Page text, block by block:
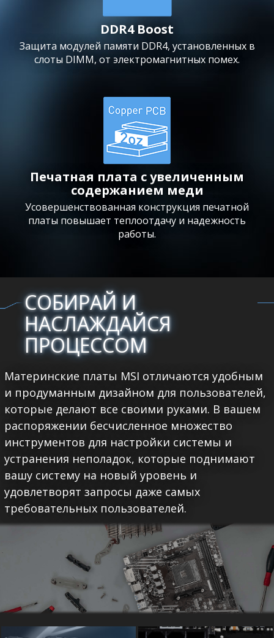
DDR4 Boost
Защита модулей памяти DDR4, установленных в
слоты DIMM, от электромагнитных помех.
Печатная плата с увеличенным
содержанием меди
Усовершенствованная конструкция печатной
платы повышает теплоотдачу и надежность
работы.
СОБИРАЙ И
НАСЛАЖДАЙСЯ
ПРОЦЕССОМ
Материнские платы MSI отличаются удобным
и продуманным дизайном для пользователей,
которые делают все своими руками. В вашем
распоряжении бесчисленное множество
инструментов для настройки системы и
устранения неполадок, которые поднимают
вашу систему на новый уровень и
удовлетворят запросы даже самых
требовательных пользователей.